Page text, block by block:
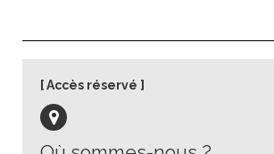
Accès réservé